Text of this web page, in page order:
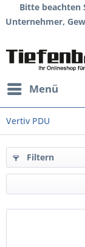
Bitte beachten
Unternehmer,
Menü
Vertiv PDU
Filtern